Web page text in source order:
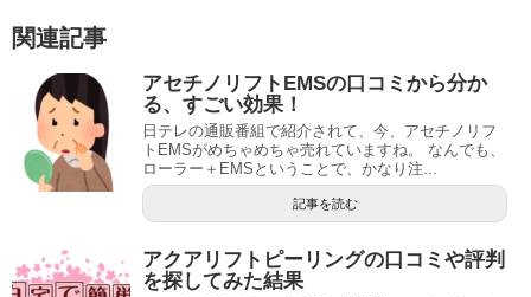
関連記事
アセチノリフトEMSの口コミから分か
る、すごい効果！
日テレの通販番組で紹介されて、今、アセチノリフ
トEMSがめちゃめちゃ売れていますね。 なんでも、
ローラー＋EMSということで、かなり注...
記事を読む
アクアリフトピーリングの口コミや評判
を探してみた結果